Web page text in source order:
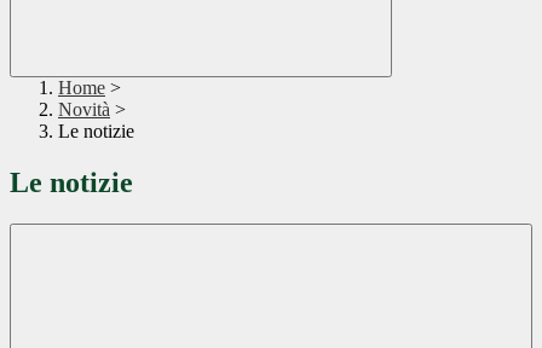
Home >
Novità >
Le notizie
Le notizie